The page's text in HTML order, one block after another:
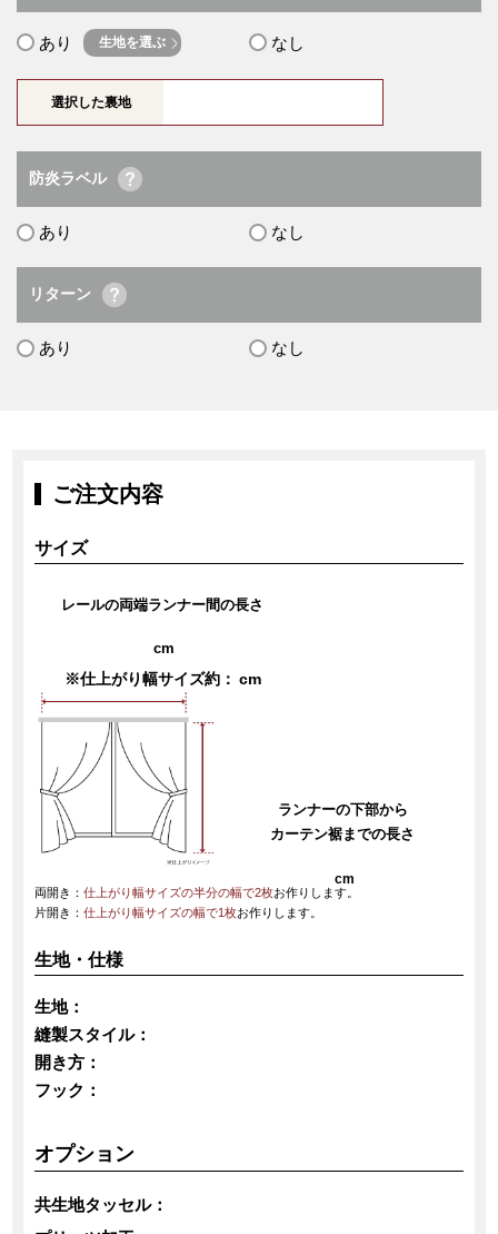
あり 生地を選ぶ なし
選択した裏地
防炎ラベル
あり なし
リターン
あり なし
ご注文内容
サイズ
レールの両端ランナー間の長さ
cm
※仕上がり幅サイズ約： cm
両開き：仕上がり幅サイズの半分の幅で2枚お作りします。
片開き：仕上がり幅サイズの幅で1枚お作りします。
ランナーの下部から
カーテン裾までの長さ
cm
生地・仕様
生地：
縫製スタイル：
開き方：
フック：
オプション
共生地タッセル：